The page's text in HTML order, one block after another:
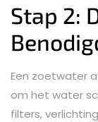
Stap 2:
Een zoetwater
om het water
filters,